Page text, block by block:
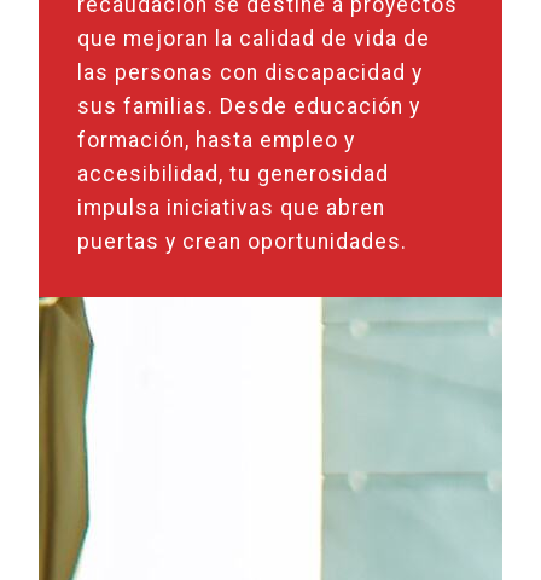
que mejoran la calidad de vida de
las personas con discapacidad y
sus familias. Desde educación y
formación, hasta empleo y
accesibilidad, tu generosidad
impulsa iniciativas que abren
puertas y crean oportunidades.